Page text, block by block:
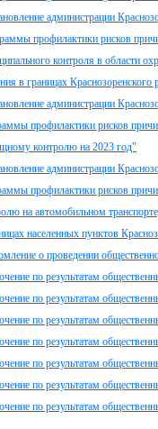
администрации
профилактики рисков
контроля в области
в границах Краснозоренского
администрации
профилактики рисков
контролю на 2023 год"
администрации
профилактики рисков
на автомобильном
населенных пунктов
о проведении
по результатам
по результатам
по результатам
по результатам
по результатам
по результатам
по результатам